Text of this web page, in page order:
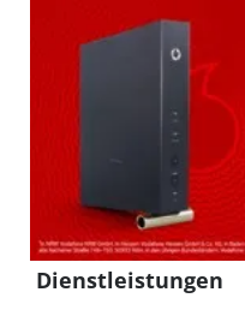
Dienstleistungen